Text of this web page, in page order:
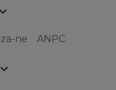
ne ANPC